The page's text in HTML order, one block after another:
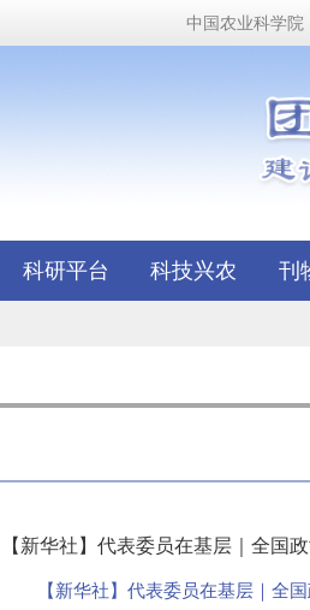
中国农业科学院
科研平台 科技兴农 刊
【新华社】代表委员在基层｜全国
【新华社】代表委员在基层｜全